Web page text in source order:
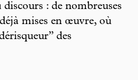
: de nombreuses
mises en œuvre, où
des